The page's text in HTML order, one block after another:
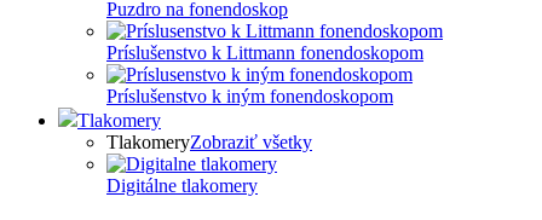
Puzdro na fonendoskop
Príslušenstvo k Littmann fonendoskopom
Príslušenstvo k iným fonendoskopom
Tlakomery
TlakomeryZobraziť všetky
Digitálne tlakomery